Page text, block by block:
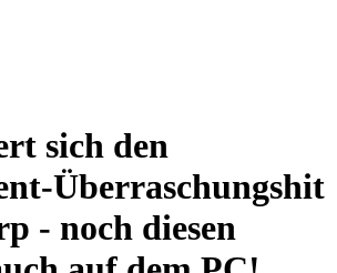
sich den
Überraschungshit
- noch diesen